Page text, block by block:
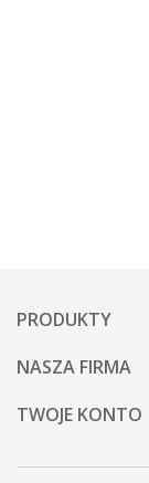
PRODUKTY
NASZA FIRMA
TWOJE KONTO